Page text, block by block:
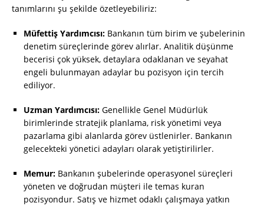
tanımlarını şu şekilde özetleyebiliriz:
Müfettiş Yardımcısı: Bankanın tüm birim ve şubelerinin
denetim süreçlerinde görev alırlar. Analitik düşünme
becerisi çok yüksek, detaylara odaklanan ve seyahat
engeli bulunmayan adaylar bu pozisyon için tercih
ediliyor.
Uzman Yardımcısı: Genellikle Genel Müdürlük
birimlerinde stratejik planlama, risk yönetimi veya
pazarlama gibi alanlarda görev üstlenirler. Bankanın
gelecekteki yönetici adayları olarak yetiştirilirler.
Memur: Bankanın şubelerinde operasyonel süreçleri
yöneten ve doğrudan müşteri ile temas kuran
pozisyondur. Satış ve hizmet odaklı çalışmaya yatkın